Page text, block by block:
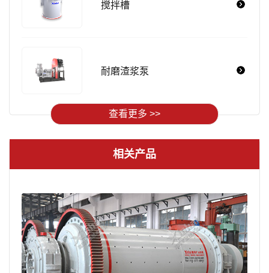
搅拌槽
耐磨渣浆泵
查看更多 >>
相关产品